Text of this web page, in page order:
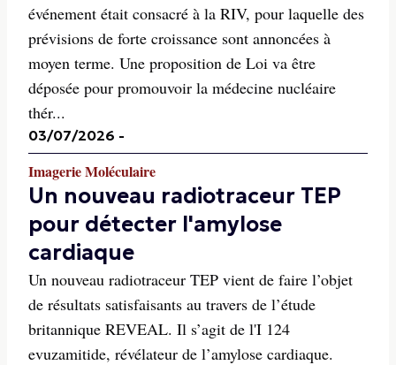
événement était consacré à la RIV, pour laquelle des
prévisions de forte croissance sont annoncées à
moyen terme. Une proposition de Loi va être
déposée pour promouvoir la médecine nucléaire
thér...
03/07/2026 -
Imagerie Moléculaire
Un nouveau radiotraceur TEP
pour détecter l'amylose
cardiaque
Un nouveau radiotraceur TEP vient de faire l’objet
de résultats satisfaisants au travers de l’étude
britannique REVEAL. Il s’agit de l'I 124
evuzamitide, révélateur de l’amylose cardiaque.